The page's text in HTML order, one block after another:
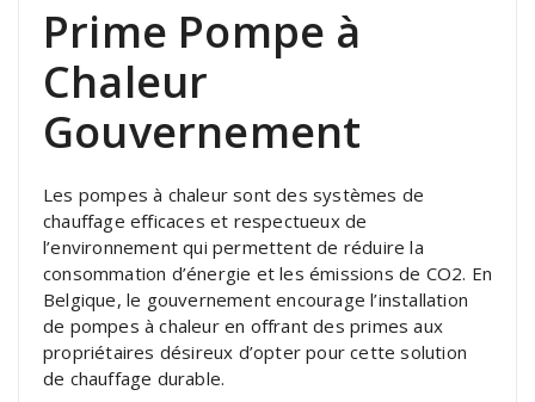
Prime Pompe à
Chaleur
Gouvernement
Les pompes à chaleur sont des systèmes de
chauffage efficaces et respectueux de
l’environnement qui permettent de réduire la
consommation d’énergie et les émissions de CO2. En
Belgique, le gouvernement encourage l’installation
de pompes à chaleur en offrant des primes aux
propriétaires désireux d’opter pour cette solution
de chauffage durable.